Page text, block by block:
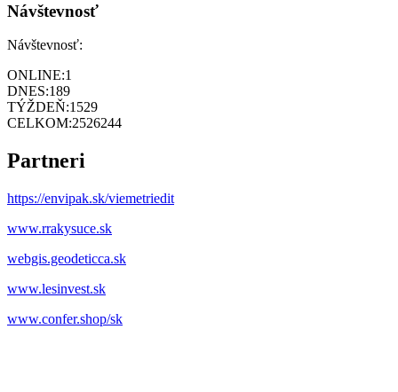
Návštevnosť
Návštevnosť:
ONLINE:1
DNES:189
TÝŽDEŇ:1529
CELKOM:2526244
Partneri
https://envipak.sk/viemetriedit
www.rrakysuce.sk
webgis.geodeticca.sk
www.lesinvest.sk
www.confer.shop/sk